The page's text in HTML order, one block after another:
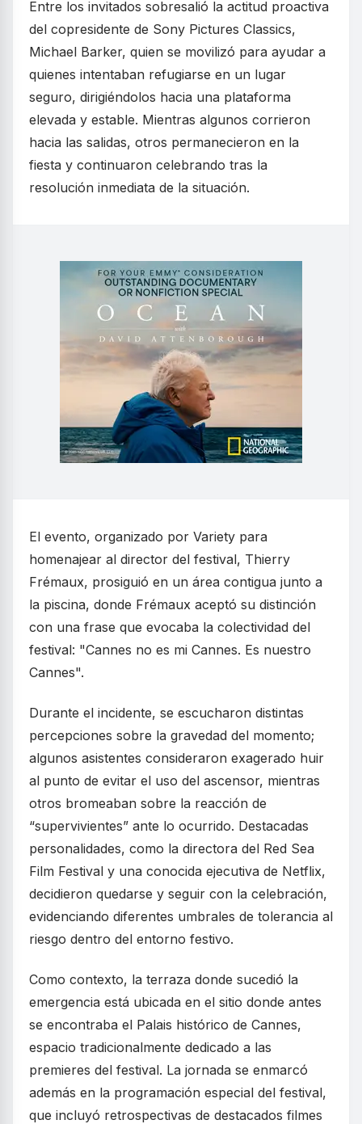
Entre los invitados sobresalió la actitud proactiva
del copresidente de Sony Pictures Classics,
Michael Barker, quien se movilizó para ayudar a
quienes intentaban refugiarse en un lugar
seguro, dirigiéndolos hacia una plataforma
elevada y estable. Mientras algunos corrieron
hacia las salidas, otros permanecieron en la
fiesta y continuaron celebrando tras la
resolución inmediata de la situación.
El evento, organizado por Variety para
homenajear al director del festival, Thierry
Frémaux, prosiguió en un área contigua junto a
la piscina, donde Frémaux aceptó su distinción
con una frase que evocaba la colectividad del
festival: "Cannes no es mi Cannes. Es nuestro
Cannes".
Durante el incidente, se escucharon distintas
percepciones sobre la gravedad del momento;
algunos asistentes consideraron exagerado huir
al punto de evitar el uso del ascensor, mientras
otros bromeaban sobre la reacción de
“supervivientes” ante lo ocurrido. Destacadas
personalidades, como la directora del Red Sea
Film Festival y una conocida ejecutiva de Netflix,
decidieron quedarse y seguir con la celebración,
evidenciando diferentes umbrales de tolerancia al
riesgo dentro del entorno festivo.
Como contexto, la terraza donde sucedió la
emergencia está ubicada en el sitio donde antes
se encontraba el Palais histórico de Cannes,
espacio tradicionalmente dedicado a las
premieres del festival. La jornada se enmarcó
además en la programación especial del festival,
que incluyó retrospectivas de destacados filmes